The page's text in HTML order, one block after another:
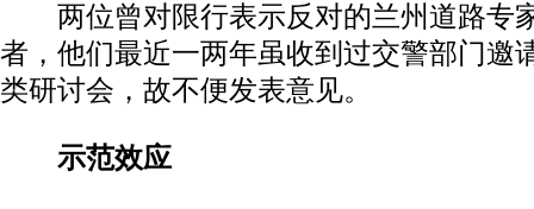
两位曾对限行表示反对的兰州道路专
者，他们最近一两年虽收到过交警部门邀
类研讨会，故不便发表意见。
示范效应